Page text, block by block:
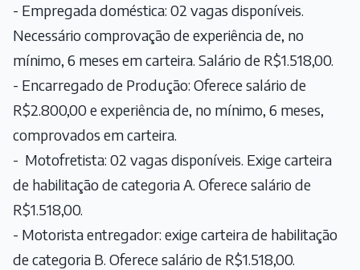
- Empregada doméstica: 02 vagas disponíveis.
Necessário comprovação de experiência de, no
mínimo, 6 meses em carteira. Salário de R$1.518,00.
- Encarregado de Produção: Oferece salário de
R$2.800,00 e experiência de, no mínimo, 6 meses,
comprovados em carteira.
- Motofretista: 02 vagas disponíveis. Exige carteira
de habilitação de categoria A. Oferece salário de
R$1.518,00.
- Motorista entregador: exige carteira de habilitação
de categoria B. Oferece salário de R$1.518,00.